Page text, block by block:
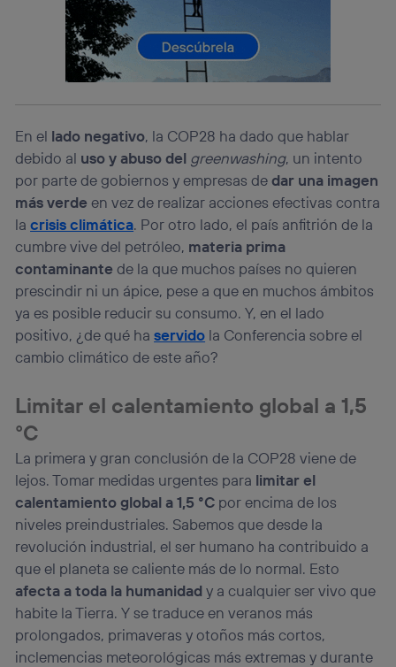
En el lado negativo, la COP28 ha dado que hablar
debido al uso y abuso del greenwashing, un intento
por parte de gobiernos y empresas dedar una imagen
más verde en vez de realizar acciones efectivas contra
lacrisis climática. Por otro lado, el país anfitrión de la
cumbre vive del petróleo, materia prima
contaminante de la que muchos países no quieren
prescindir ni un ápice, pese a que en muchos ámbitos
ya es posible reducir su consumo. Y, en el lado
positivo, ¿de qué haservido la Conferencia sobre el
cambio climático de este año?
Limitar el calentamiento global a 1,5
°C
La primera y gran conclusión de la COP28 viene de
lejos. Tomar medidas urgentes para limitar el
calentamiento global a 1,5 °C por encima de los
niveles preindustriales. Sabemos que desde la
revolución industrial, el ser humano ha contribuido a
que el planeta se caliente más de lo normal. Esto
afecta a toda la humanidady a cualquier ser vivo que
habite la Tierra. Y se traduce en veranos más
prolongados, primaveras y otoños más cortos,
inclemencias meteorológicas más extremas y durante
prioridad ofreciéndote elección y control.
La tecnología utiliza un identificador cifrado creado por tu
operadora de telefonía, utilizando tu dirección IP y otra
información de la cuenta de cliente de
telecomunicaciones vinculada a la conexión que utilizas
(p. ej., número de teléfono móvil).
Este identificador se asigna a la conexión de internet, por
lo que cualquier persona que conecte su dispositivo y
consienta el uso de la tecnología recibirá el mismo
identificador. Típicamente:
Si utilizas unaconexión de banda ancha(p. ej., Wi-Fi),
el marketing o análisis se realizará en función de las
actividades de navegación de los miembros del hogar
que hayan dado su consentimiento.
Si utilizasdatos móviles, el marketing será más
personalizado, ya que se basará únicamente en la
navegación del usuario del móvil.
Puedes gestionar los consentimientos Utiq seleccionando
“Administrar Utiq” en la parte inferior de esta página web o
visitando el portal de privacidad de Utiq
la política de privacidad de Utiq.